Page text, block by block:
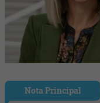
Nota Principal